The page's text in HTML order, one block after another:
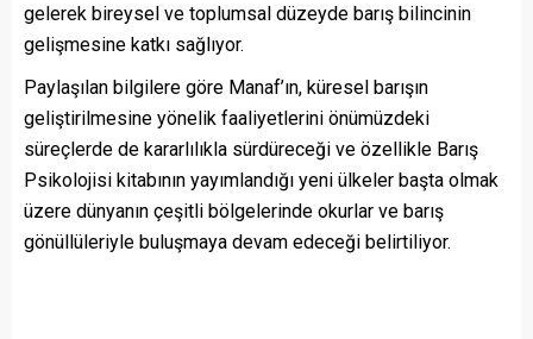
gelerek bireysel ve toplumsal düzeyde barış bilincinin
gelişmesine katkı sağlıyor.
Paylaşılan bilgilere göre Manaf’ın, küresel barışın
geliştirilmesine yönelik faaliyetlerini önümüzdeki
süreçlerde de kararlılıkla sürdüreceği ve özellikle Barış
Psikolojisi kitabının yayımlandığı yeni ülkeler başta olmak
üzere dünyanın çeşitli bölgelerinde okurlar ve barış
gönüllüleriyle buluşmaya devam edeceği belirtiliyor.